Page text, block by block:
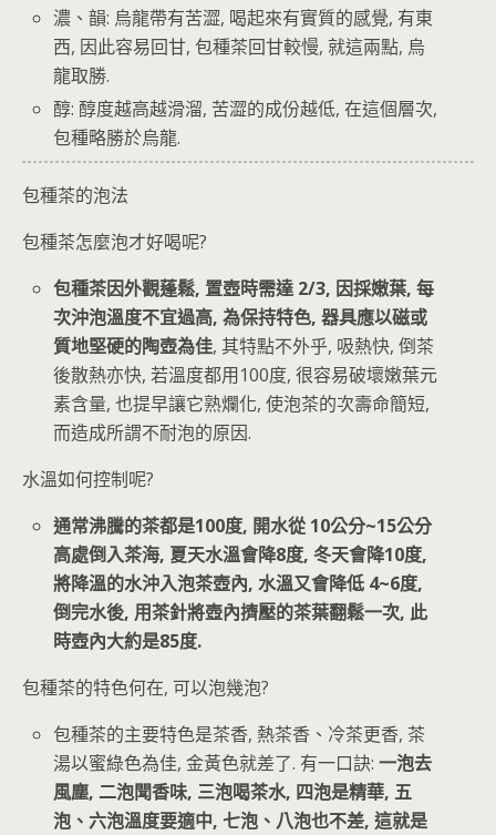
濃、韻: 烏龍帶有苦澀, 喝起來有實質的感覺, 有東
西, 因此容易回甘, 包種茶回甘較慢, 就這兩點, 烏
龍取勝.
醇: 醇度越高越滑溜, 苦澀的成份越低, 在這個層次,
包種略勝於烏龍.
包種茶的泡法
包種茶怎麼泡才好喝呢?
包種茶因外觀蓬鬆, 置壺時需達 2/3, 因採嫩葉, 每
次沖泡溫度不宜過高, 為保持特色, 器具應以磁或
質地堅硬的陶壺為佳, 其特點不外乎, 吸熱快, 倒茶
後散熱亦快, 若溫度都用100度, 很容易破壞嫩葉元
素含量, 也提早讓它熟爛化, 使泡茶的次壽命簡短,
而造成所謂不耐泡的原因.
水溫如何控制呢?
通常沸騰的茶都是100度, 開水從 10公分~15公分
高處倒入茶海, 夏天水溫會降8度, 冬天會降10度,
將降溫的水沖入泡茶壺內, 水溫又會降低 4~6度,
倒完水後, 用茶針將壺內擠壓的茶葉翻鬆一次, 此
時壺內大約是85度.
包種茶的特色何在, 可以泡幾泡?
包種茶的主要特色是茶香, 熱茶香、冷茶更香, 茶
湯以蜜綠色為佳, 金黃色就差了. 有一口訣: 一泡去
風塵, 二泡聞香味, 三泡喝茶水, 四泡是精華, 五
泡、六泡溫度要適中, 七泡、八泡也不差, 這就是